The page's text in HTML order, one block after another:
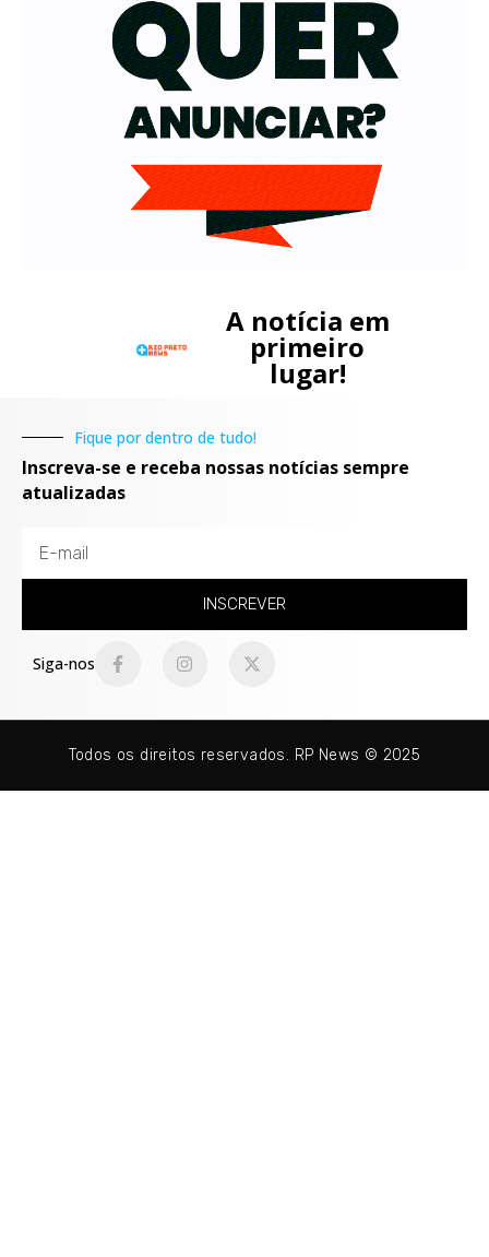
A notícia em
primeiro
lugar!
Fique por dentro de tudo!
Inscreva-se e receba nossas notícias sempre
atualizadas
INSCREVER
Siga-nos
Todos os direitos reservados. RP News © 2025